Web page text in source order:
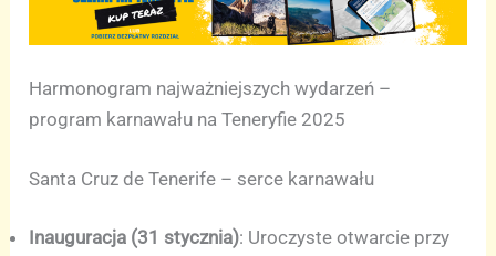
Harmonogram najważniejszych wydarzeń –
program karnawału na Teneryfie 2025
Santa Cruz de Tenerife – serce karnawału
Inauguracja (31 stycznia): Uroczyste otwarcie przy